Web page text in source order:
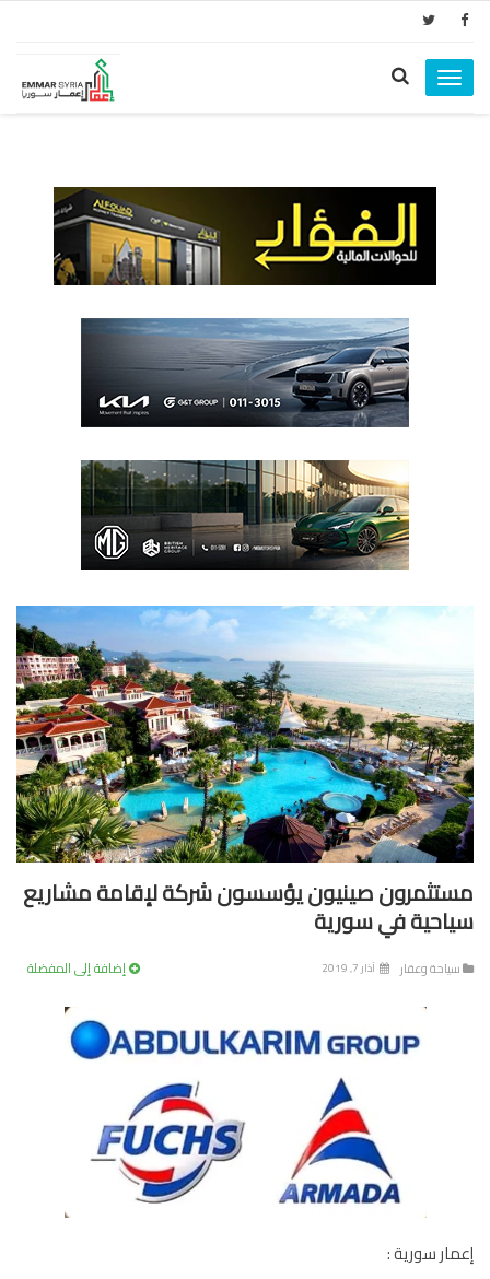
Toggle
navigation
صينيون يؤسسون شركة لإقامة مشاريع
في سورية
وعقار آذار 7, 2019 إضافة إلى المفضلة
سورية :